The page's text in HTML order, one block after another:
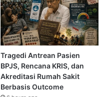
Tragedi Antrean Pasien
BPJS, Rencana KRIS, dan
Akreditasi Rumah Sakit
Berbasis Outcome